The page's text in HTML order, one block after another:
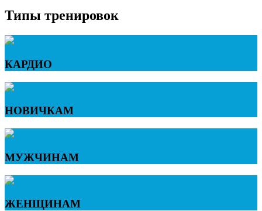
Типы тренировок
КАРДИО
НОВИЧКАМ
МУЖЧИНАМ
ЖЕНЩИНАМ